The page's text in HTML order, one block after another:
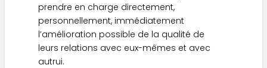
prendre en charge directement,
personnellement, immédiatement
l’amélioration possible de la qualité de
leurs relations avec eux-mêmes et avec
autrui.